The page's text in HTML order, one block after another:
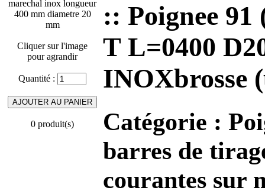
Cliquer sur l'image
pour agrandir
Quantité :
0 produit(s)
:: Poignee
T L=0400
INOXbrosse
Catégorie :
barres de
courantes sur